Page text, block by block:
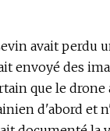
avait perdu
envoyé des
que le
d'abord et